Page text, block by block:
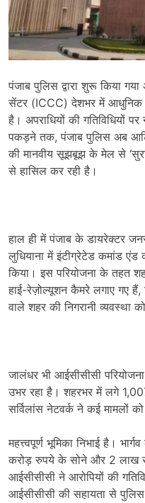
पंजाब पुलिस द्वारा शुरू किया
सेंटर (ICCC) देशभर में आधुनिक
है। अपराधियों की गतिविधियों
पकड़ने तक, पंजाब पुलिस अब
की मानवीय सूझबूझ के मेल से
से हासिल कर रही है।
हाल ही में पंजाब के डायरेक्टर
लुधियाना में इंटीग्रेटेड कमांड
किया। इस परियोजना के तहत
हाई-रेज़ोल्यूशन कैमरे लगाए गए
वाले शहर की निगरानी व्यवस्था
जालंधर भी आईसीसीसी
उभर रहा है। शहरभर में लगे
सर्विलांस नेटवर्क ने कई मामलों
महत्त्वपूर्ण भूमिका निभाई है।
करोड़ रुपये के सोने और 2 लाख
आईसीसीसी ने आरोपियों की
आईसीसीसी की सहायता से